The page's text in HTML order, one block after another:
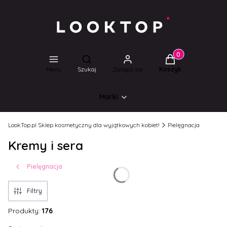
Menu
Otwórz wyszukiwarkę
Szukaj Zaloguj się
Produkty w
Koszyk
Marki
LookTop.pl Sklep kosmetyczny dla wyjątkowych kobiet! Pielęgnacja
Kremy i sera
Pielęgnacja
Filtry
Produkty: 176